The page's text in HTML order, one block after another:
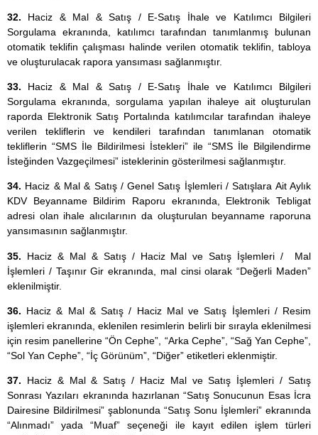
32. Haciz & Mal & Satış / E-Satış İhale ve Katılımcı Bilgileri
Sorgulama ekranında, katılımcı tarafından tanımlanmış bulunan
otomatik teklifin çalışması halinde verilen otomatik teklifin, tabloya
ve oluşturulacak rapora yansıması sağlanmıştır.
33. Haciz & Mal & Satış / E-Satış İhale ve Katılımcı Bilgileri
Sorgulama ekranında, sorgulama yapılan ihaleye ait oluşturulan
raporda Elektronik Satış Portalında katılımcılar tarafından ihaleye
verilen tekliflerin ve kendileri tarafından tanımlanan otomatik
tekliflerin “SMS İle Bildirilmesi İstekleri” ile “SMS İle Bilgilendirme
İsteğinden Vazgeçilmesi” isteklerinin gösterilmesi sağlanmıştır.
34. Haciz & Mal & Satış / Genel Satış İşlemleri / Satışlara Ait Aylık
KDV Beyanname Bildirim Raporu ekranında, Elektronik Tebligat
adresi olan ihale alıcılarının da oluşturulan beyanname raporuna
yansımasının sağlanmıştır.
35. Haciz & Mal & Satış / Haciz Mal ve Satış İşlemleri / Mal
İşlemleri / Taşınır Gir ekranında, mal cinsi olarak “Değerli Maden”
eklenilmiştir.
36. Haciz & Mal & Satış / Haciz Mal ve Satış İşlemleri / Resim
işlemleri ekranında, eklenilen resimlerin belirli bir sırayla eklenilmesi
için resim panellerine “Ön Cephe”, “Arka Cephe”, “Sağ Yan Cephe”,
“Sol Yan Cephe”, “İç Görünüm”, “Diğer” etiketleri eklenmiştir.
37. Haciz & Mal & Satış / Haciz Mal ve Satış İşlemleri / Satış
Sonrası Yazıları ekranında hazırlanan “Satış Sonucunun Esas İcra
Dairesine Bildirilmesi” şablonunda “Satış Sonu İşlemleri” ekranında
“Alınmadı” yada “Muaf” seçeneği ile kayıt edilen işlem türleri